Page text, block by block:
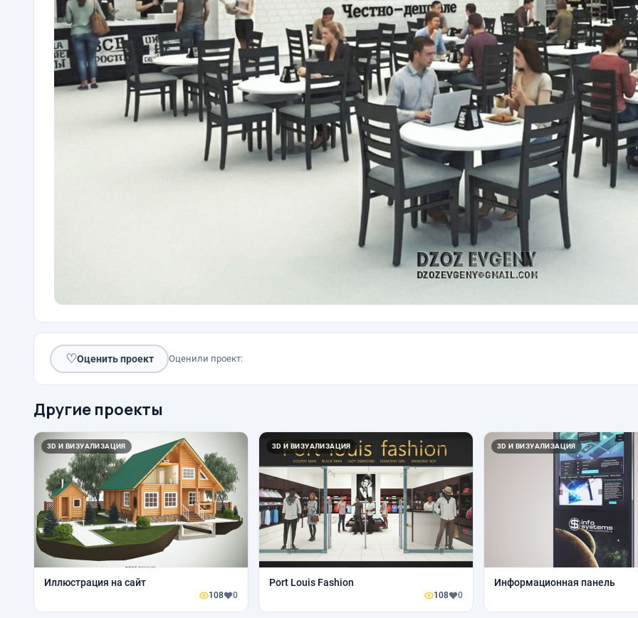
♡Оценить проект Оценили проект:
Другие проекты
3D И ВИЗУАЛИЗАЦИЯ
Иллюстрация на сайт
108 0
3D И ВИЗУАЛИЗАЦИЯ
Port Louis Fashion
108 0
3D И ВИЗУАЛИЗАЦИЯ
Информационная панель